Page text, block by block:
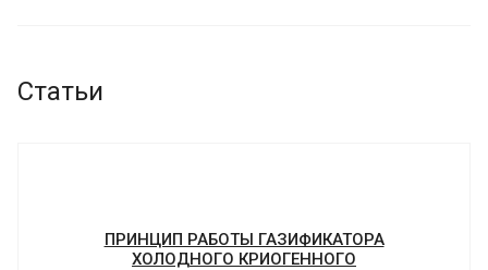
Статьи
ПРИНЦИП РАБОТЫ ГАЗИФИКАТОРА
ХОЛОДНОГО КРИОГЕННОГО